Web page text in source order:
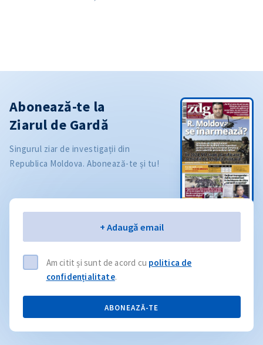
Abonează-te la
Ziarul de Gardă
Singurul ziar de investigații din
Republica Moldova. Abonează-te și tu!
+ Adaugă email
Am citit și sunt de acord cu politica de
confidențialitate.
ABONEAZĂ-TE